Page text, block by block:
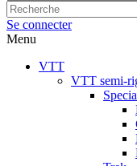
Se connecter
Menu
VTT
VTT semi-